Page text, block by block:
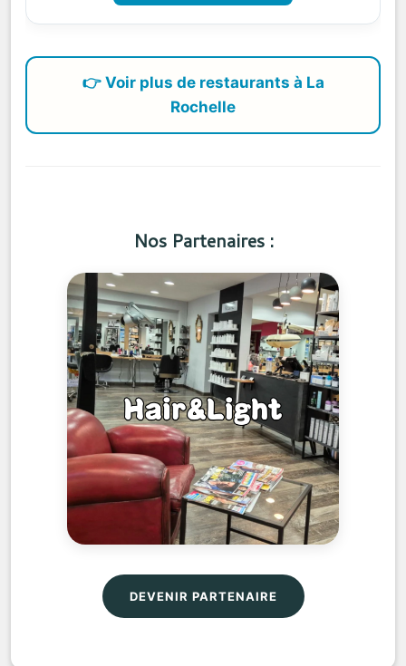
👉 Voir plus de restaurants à La
Rochelle
Nos Partenaires :
DEVENIR PARTENAIRE